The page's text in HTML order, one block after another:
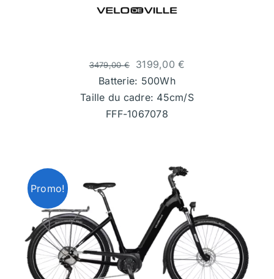
3479,00€ 3199,00€
Batterie: 500Wh
Taille du cadre: 45cm/S
FFF-1067078
Promo!